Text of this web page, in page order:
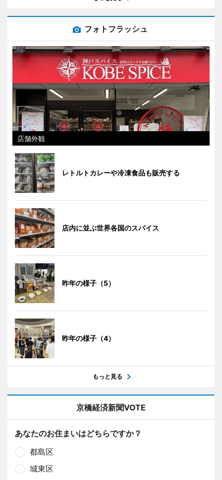
フォトフラッシュ
店舗外観
レトルトカレーや冷凍食品も販売する
店内に並ぶ世界各国のスパイス
昨年の様子（5）
昨年の様子（4）
もっと見る
京橋経済新聞VOTE
あなたのお住まいはどちらですか？
都島区
城東区